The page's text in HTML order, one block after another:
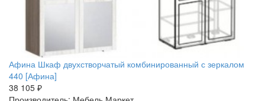
Афина Шкаф двухстворчатый комбинированный с зеркалом
440 [Афина]
38 105 ₽